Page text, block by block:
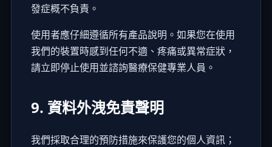
發症概不負責。
使用者應仔細遵循所有產品說明。如果您在使用
我們的裝置時感到任何不適、疼痛或異常症狀，
請立即停止使用並諮詢醫療保健專業人員。
9. 資料外洩免責聲明
我們採取合理的預防措施來保護您的個人資訊；